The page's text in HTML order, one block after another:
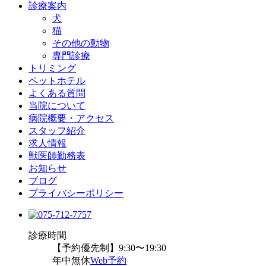
診療案内
犬
猫
その他の動物
専門診療
トリミング
ペットホテル
よくある質問
当院について
病院概要・アクセス
スタッフ紹介
求人情報
獣医師勤務表
お知らせ
ブログ
プライバシーポリシー
診療時間
【予約優先制】9:30〜19:30
年中無休Web予約